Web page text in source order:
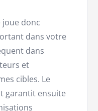
donc
dans votre
dans
et
cibles. Le
garantit ensuite